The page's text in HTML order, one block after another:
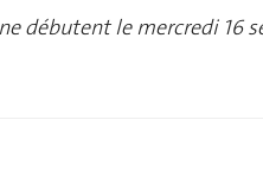
débutent le mercredi 16